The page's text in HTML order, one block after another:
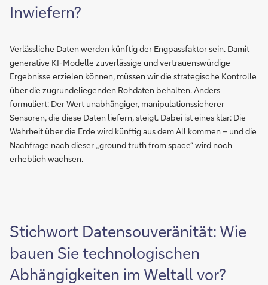
Inwiefern?
Verlässliche Daten werden künftig der Engpassfaktor sein. Damit
generative KI-Modelle zuverlässige und vertrauenswürdige
Ergebnisse erzielen können, müssen wir die strategische Kontrolle
über die zugrundeliegenden Rohdaten behalten. Anders
formuliert: Der Wert unabhängiger, manipulationssicherer
Sensoren, die diese Daten liefern, steigt. Dabei ist eines klar: Die
Wahrheit über die Erde wird künftig aus dem All kommen – und die
Nachfrage nach dieser „ground truth from space“ wird noch
erheblich wachsen.
Stichwort Datensouveränität: Wie
bauen Sie technologischen
Abhängigkeiten im Weltall vor?